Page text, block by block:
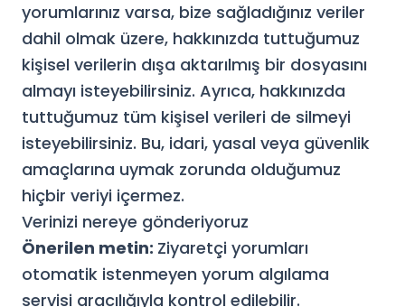
yorumlarınız varsa, bize sağladığınız veriler
dahil olmak üzere, hakkınızda tuttuğumuz
kişisel verilerin dışa aktarılmış bir dosyasını
almayı isteyebilirsiniz. Ayrıca, hakkınızda
tuttuğumuz tüm kişisel verileri de silmeyi
isteyebilirsiniz. Bu, idari, yasal veya güvenlik
amaçlarına uymak zorunda olduğumuz
hiçbir veriyi içermez.
Verinizi nereye gönderiyoruz
Önerilen metin: Ziyaretçi yorumları
otomatik istenmeyen yorum algılama
servisi aracılığıyla kontrol edilebilir.